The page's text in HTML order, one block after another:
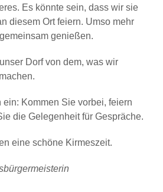
Es könnte sein, dass wir sie
diesem Ort feiern. Umso mehr
genießen.
Dorf von dem, was wir
ein: Kommen Sie vorbei, feiern
die Gelegenheit für Gespräche.
eine schöne Kirmeszeit.